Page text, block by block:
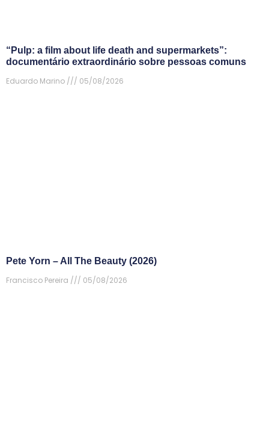
“Pulp: a film about life death and supermarkets”:
documentário extraordinário sobre pessoas comuns
Eduardo Marino
05/08/2026
Pete Yorn – All The Beauty (2026)
Francisco Pereira
05/08/2026